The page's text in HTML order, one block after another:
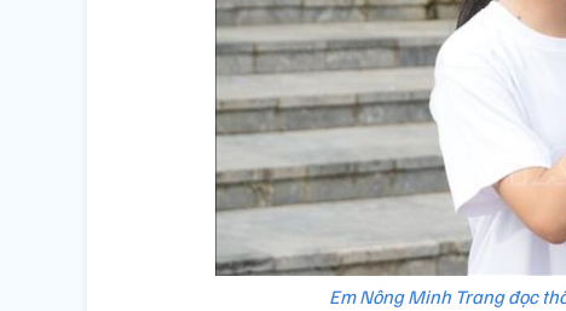
Em Nông Minh Trang đọc